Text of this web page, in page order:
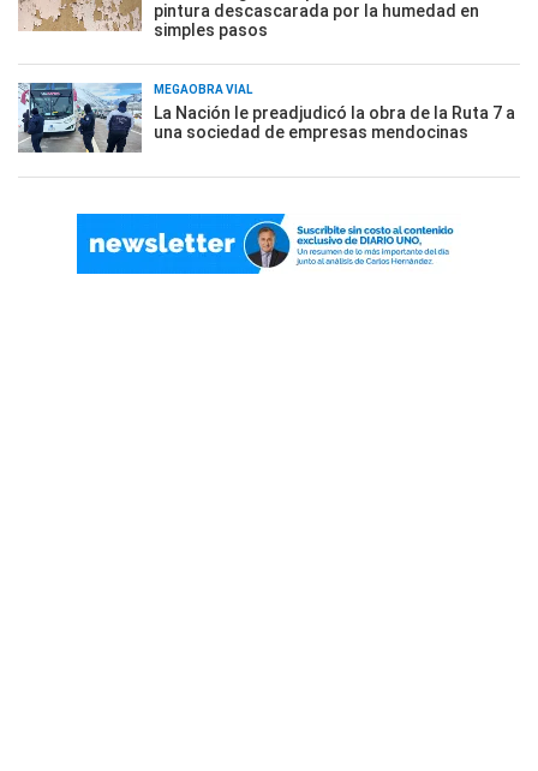
pintura descascarada por la humedad en
simples pasos
MEGAOBRA VIAL
La Nación le preadjudicó la obra de la Ruta 7 a
una sociedad de empresas mendocinas